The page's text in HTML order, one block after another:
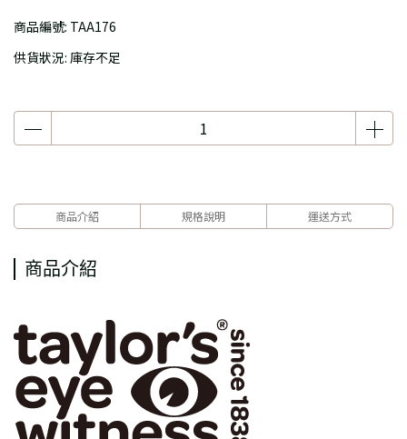
商品編號: TAA176
供貨狀況: 庫存不足
商品介紹 規格說明 運送方式
商品介紹